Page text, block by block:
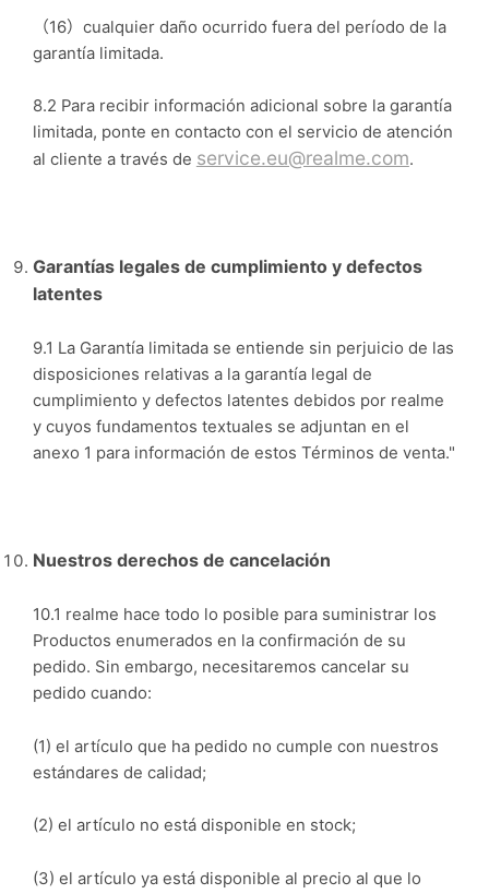
（16）cualquier daño ocurrido fuera del período de la
garantía limitada.
8.2 Para recibir información adicional sobre la garantía
limitada, ponte en contacto con el servicio de atención
al cliente a través de service.eu@realme.com.
Garantías legales de cumplimiento y defectos
latentes
9.1 La Garantía limitada se entiende sin perjuicio de las
disposiciones relativas a la garantía legal de
cumplimiento y defectos latentes debidos por realme
y cuyos fundamentos textuales se adjuntan en el
anexo 1 para información de estos Términos de venta."
Nuestros derechos de cancelación
10.1 realme hace todo lo posible para suministrar los
Productos enumerados en la confirmación de su
pedido. Sin embargo, necesitaremos cancelar su
pedido cuando:
(1) el artículo que ha pedido no cumple con nuestros
estándares de calidad;
(2) el artículo no está disponible en stock;
(3) el artículo ya está disponible al precio al que lo